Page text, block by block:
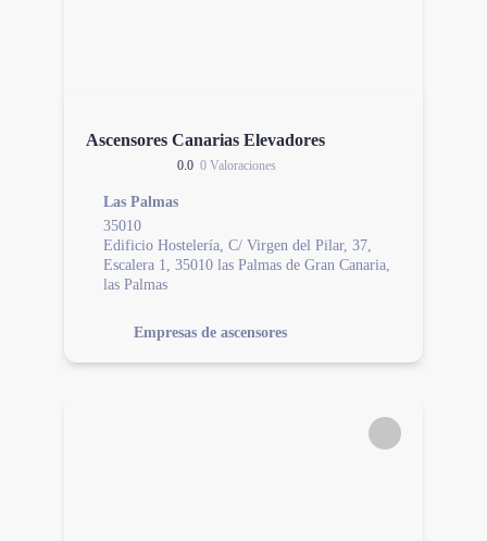
Ascensores Canarias Elevadores
0.0 0 Valoraciones
Las Palmas
35010
Edificio Hostelería, C/ Virgen del Pilar, 37,
Escalera 1, 35010 las Palmas de Gran Canaria,
las Palmas
Empresas de ascensores